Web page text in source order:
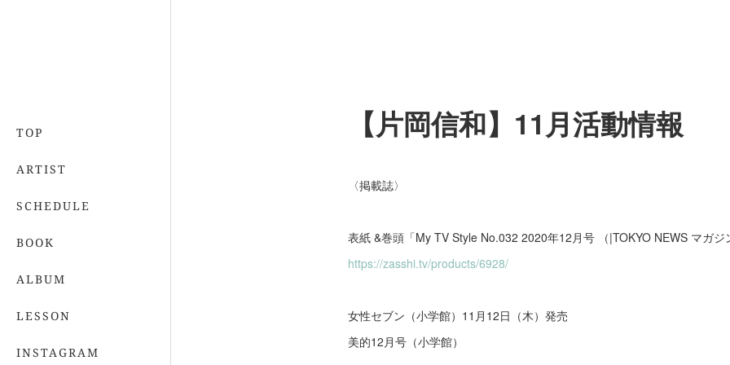
TOP
ARTIST
SCHEDULE
BOOK
ALBUM
LESSON
INSTAGRAM
【片岡信和】11月活動情報
〈掲載誌〉
表紙 &巻頭「My TV Style No.032 2020年12月号 （|TOKYO NEWS マガジ
https://zasshi.tv/products/6928/
女性セブン（小学館）11月12日（木）発売
美的12月号（小学館）